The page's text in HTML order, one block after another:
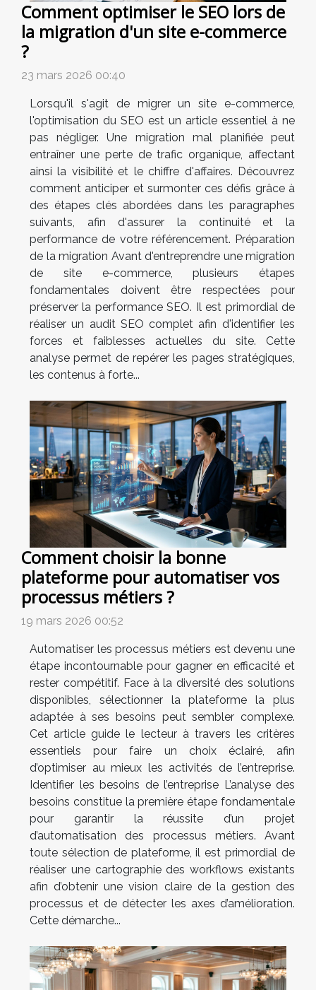
Comment optimiser le SEO lors de
la migration d'un site e-commerce
?
23 mars 2026 00:40
Lorsqu'il s'agit de migrer un site e-commerce,
l'optimisation du SEO est un article essentiel à ne
pas négliger. Une migration mal planifiée peut
entraîner une perte de trafic organique, affectant
ainsi la visibilité et le chiffre d'affaires. Découvrez
comment anticiper et surmonter ces défis grâce à
des étapes clés abordées dans les paragraphes
suivants, afin d'assurer la continuité et la
performance de votre référencement. Préparation
de la migration Avant d'entreprendre une migration
de site e-commerce, plusieurs étapes
fondamentales doivent être respectées pour
préserver la performance SEO. Il est primordial de
réaliser un audit SEO complet afin d'identifier les
forces et faiblesses actuelles du site. Cette
analyse permet de repérer les pages stratégiques,
les contenus à forte...
Comment choisir la bonne
plateforme pour automatiser vos
processus métiers ?
19 mars 2026 00:52
Automatiser les processus métiers est devenu une
étape incontournable pour gagner en efficacité et
rester compétitif. Face à la diversité des solutions
disponibles, sélectionner la plateforme la plus
adaptée à ses besoins peut sembler complexe.
Cet article guide le lecteur à travers les critères
essentiels pour faire un choix éclairé, afin
d’optimiser au mieux les activités de l’entreprise.
Identifier les besoins de l’entreprise L’analyse des
besoins constitue la première étape fondamentale
pour garantir la réussite d’un projet
d’automatisation des processus métiers. Avant
toute sélection de plateforme, il est primordial de
réaliser une cartographie des workflows existants
afin d’obtenir une vision claire de la gestion des
processus et de détecter les axes d’amélioration.
Cette démarche...